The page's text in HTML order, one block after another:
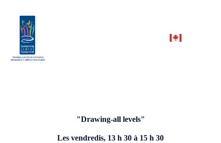
"Drawing-all levels"
Les vendredis, 13 h 30 à 15 h 30